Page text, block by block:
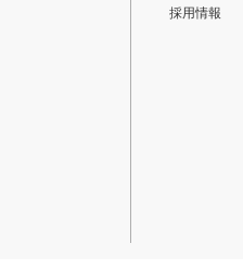
採用情報